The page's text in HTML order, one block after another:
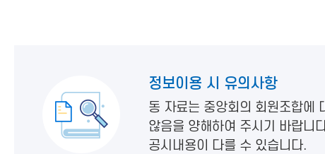
정보이용 시 유의사항
동 자료는 중앙회의 회원조합에
않음을 양해하여 주시기 바랍니
공시내용이 다를 수 있습니다.